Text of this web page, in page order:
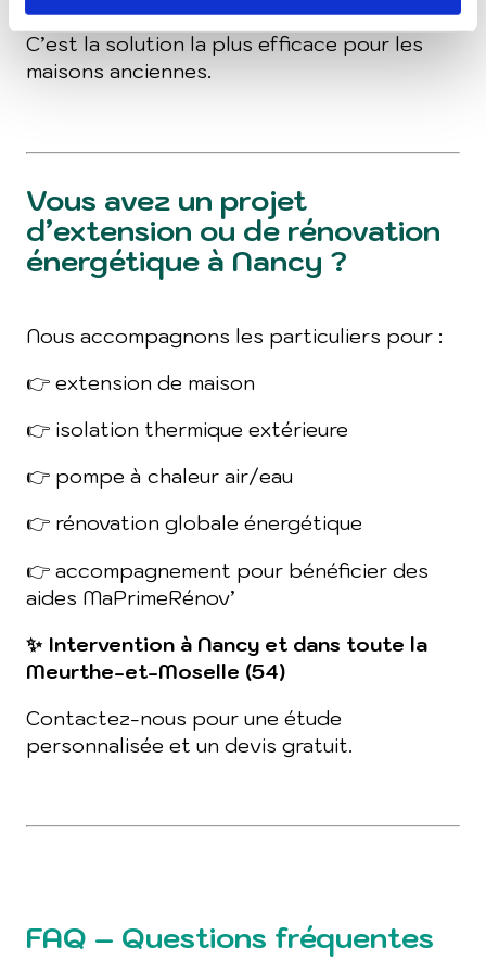
C’est la solution la plus efficace pour les
maisons anciennes.
Vous avez un projet
d’extension ou de rénovation
énergétique à Nancy ?
Nous accompagnons les particuliers pour :
👉 extension de maison
👉 isolation thermique extérieure
👉 pompe à chaleur air/eau
👉 rénovation globale énergétique
👉 accompagnement pour bénéficier des
aides MaPrimeRénov’
✨ Intervention à Nancy et dans toute la
Meurthe-et-Moselle (54)
Contactez-nous pour une étude
personnalisée et un devis gratuit.
FAQ – Questions fréquentes